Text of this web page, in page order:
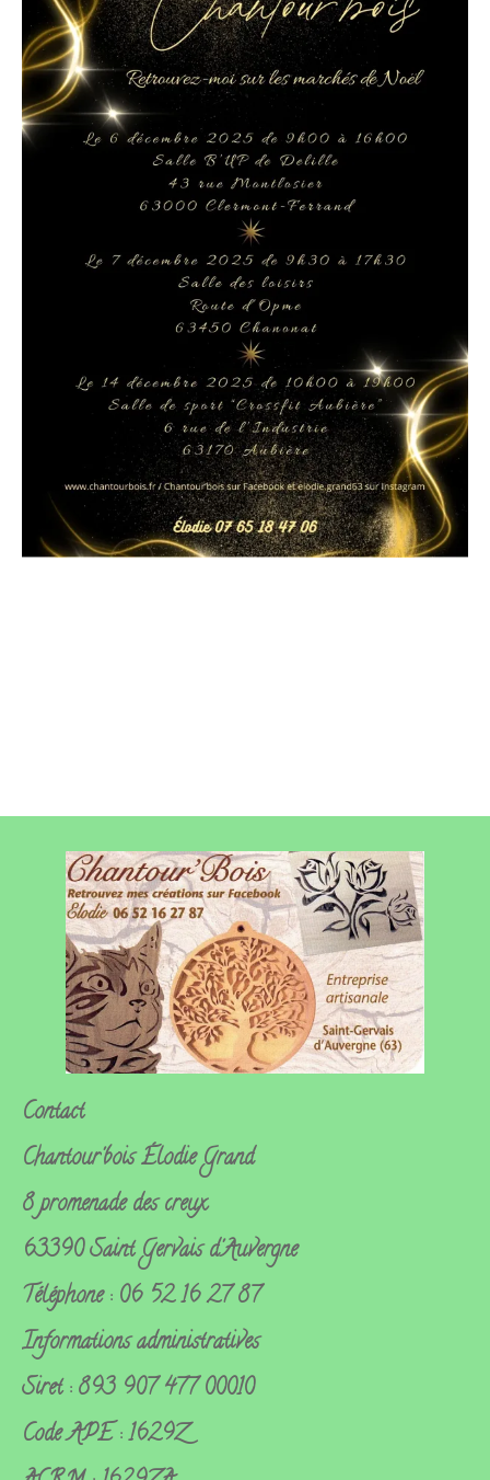
Contact
Chantour'boisÉlodie Grand
8 promenade des creux
63390 Saint Gervais d'Auvergne
Téléphone : 06 52 16 27 87
Informations administratives
Siret : 893 907 477 00010
Code APE : 1629Z